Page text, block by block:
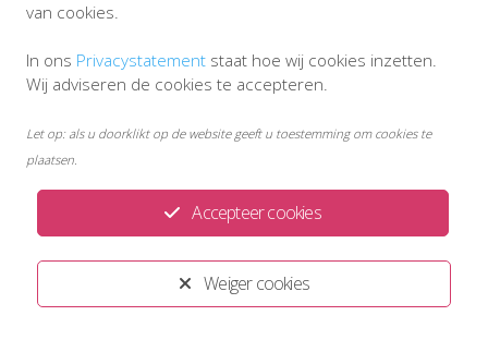
Ontwikkeld door:Yardzorgsites.nl
Weiger cookies
Accepteer cookies
van cookies.
In ons Privacystatement staat hoe wij cookies inzetten.
Wij adviseren de cookies te accepteren.
Let op: als u doorklikt op de website geeft u toestemming om cookies te
plaatsen.